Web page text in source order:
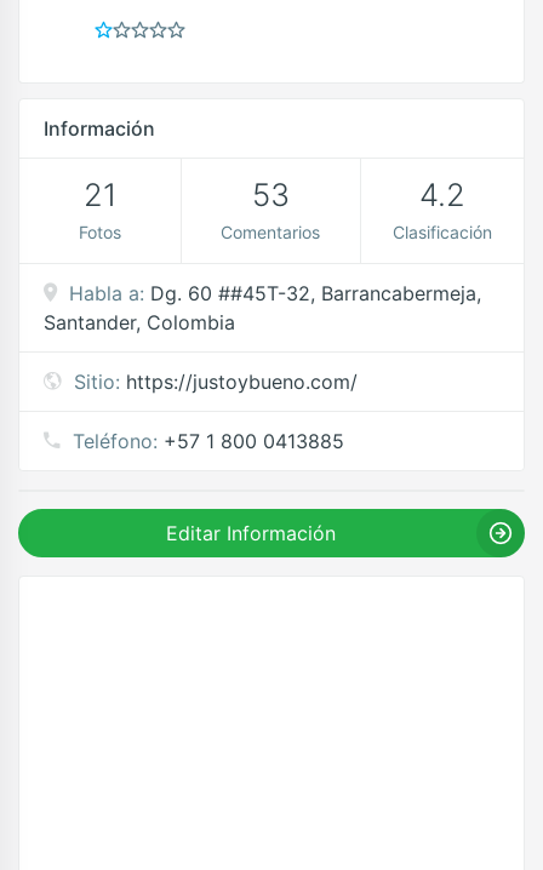
Información
21
Fotos
53
Comentarios
4.2
Clasificación
Habla a: Dg. 60 ##45T-32, Barrancabermeja,
Santander, Colombia
Sitio: https://justoybueno.com/
Teléfono: +57 1 800 0413885
Editar Información